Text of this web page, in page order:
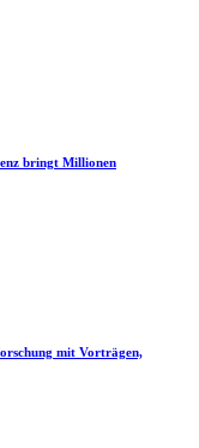
bringt Millionen
mit Vorträgen,